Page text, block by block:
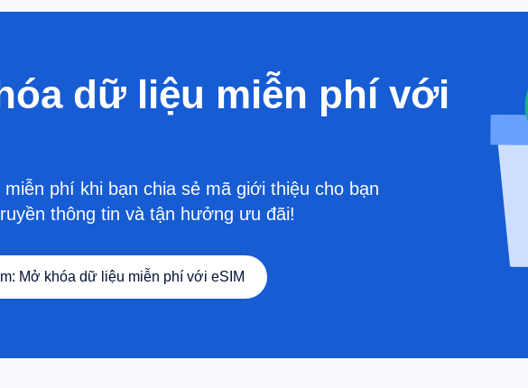
dữ liệu miễn phí với
miễn phí khi bạn chia sẻ mã giới thiệu cho bạn
thông tin và tận hưởng ưu đãi!
: Mở khóa dữ liệu miễn phí với eSIM